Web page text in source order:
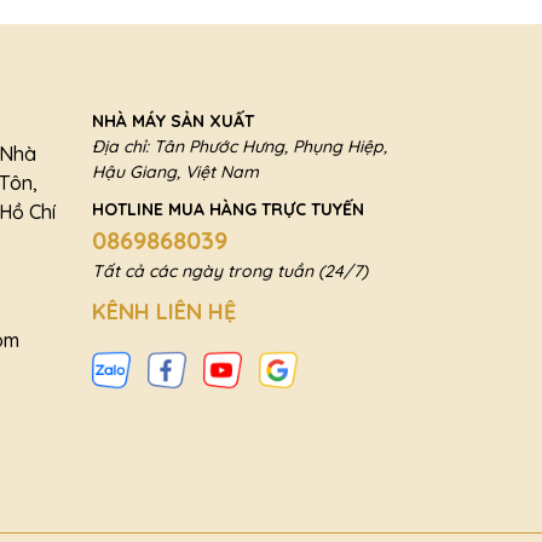
Chí
NHÀ MÁY SẢN XUẤT
Địa chỉ: Tân Phước Hưng, Phụng Hiệp,
Hậu Giang, Việt Nam
HOTLINE MUA HÀNG TRỰC TUYẾN
0869868039
Tất cả các ngày trong tuần (24/7)
KÊNH LIÊN HỆ